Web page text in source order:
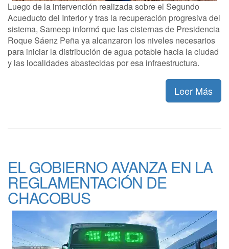
Luego de la intervención realizada sobre el Segundo
Acueducto del Interior y tras la recuperación progresiva del
sistema, Sameep informó que las cisternas de Presidencia
Roque Sáenz Peña ya alcanzaron los niveles necesarios
para iniciar la distribución de agua potable hacia la ciudad
y las localidades abastecidas por esa infraestructura.
Leer Más
EL GOBIERNO AVANZA EN LA
REGLAMENTACIÓN DE
CHACOBUS